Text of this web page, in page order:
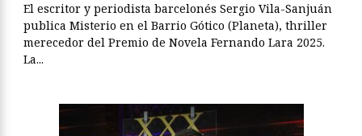
El escritor y periodista barcelonés Sergio Vila-Sanjuán
publica Misterio en el Barrio Gótico (Planeta), thriller
merecedor del Premio de Novela Fernando Lara 2025.
La...